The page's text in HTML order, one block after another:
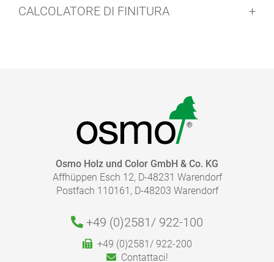
Pulizia degli attrezzi:
Tempi di asciugatura:
Smaltimento:
CALCOLATORE DI FINITURA
DI QUANTA FINITURA HO BISOGNO?
Grazie al nostro calcolatore di finitura, il corretto
Osmo Holz und Color GmbH & Co. KG
Affhüppen Esch 12, D-48231 Warendorf
Postfach 110161, D-48203 Warendorf
+49 (0)2581/ 922-100
+49 (0)2581/ 922-200
Contattaci!